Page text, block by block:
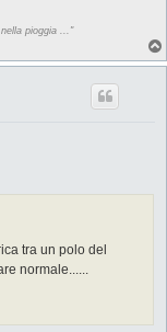
pioggia ..."
tra un polo del
normale......